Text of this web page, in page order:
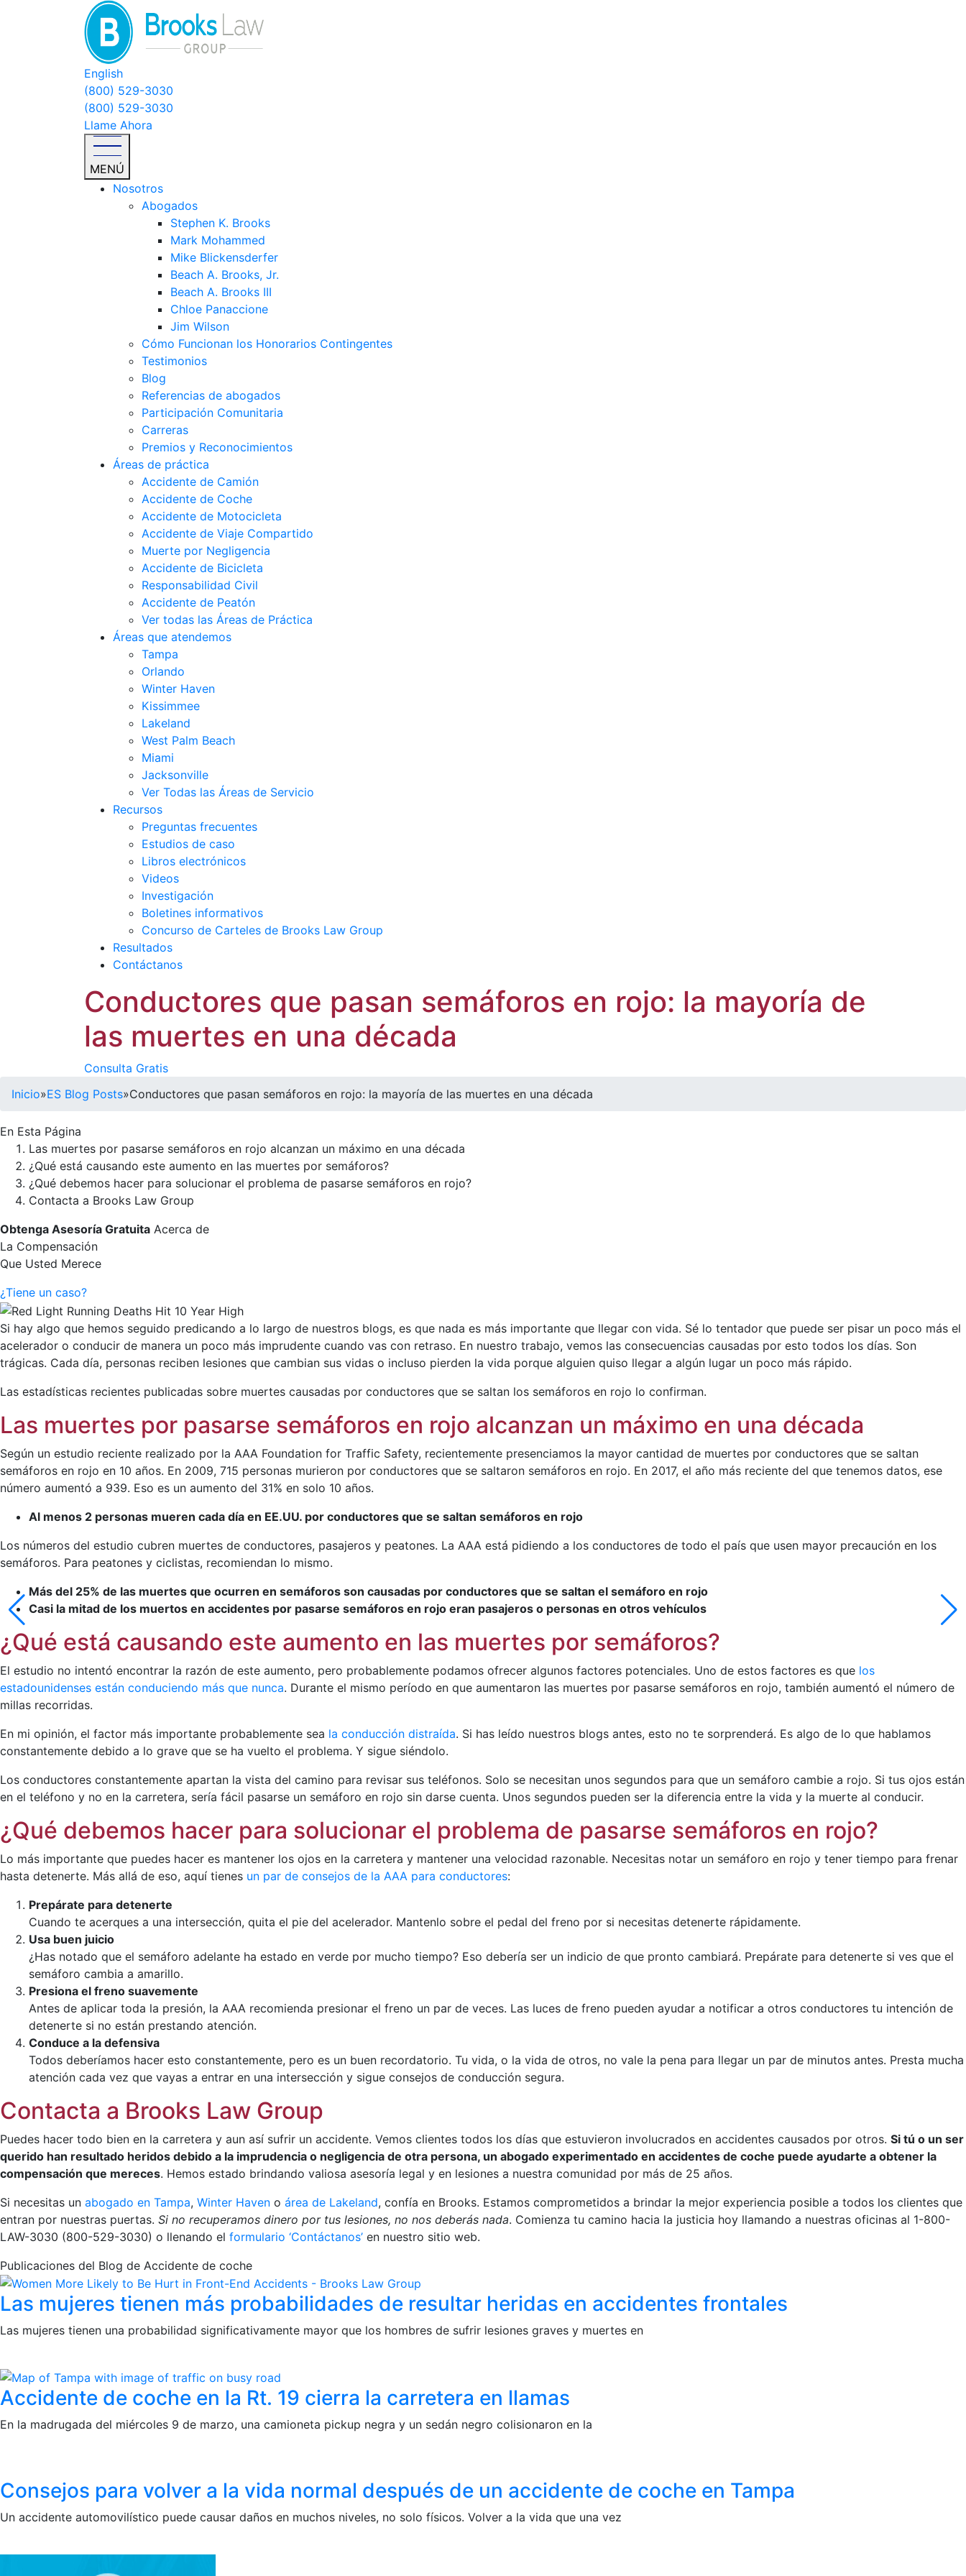
English
(800) 529-3030
(800) 529-3030
Llame Ahora
MENÚ
Nosotros
Abogados
Stephen K. Brooks
Mark Mohammed
Mike Blickensderfer
Beach A. Brooks, Jr.
Beach A. Brooks III
Chloe Panaccione
Jim Wilson
Cómo Funcionan los Honorarios Contingentes
Testimonios
Blog
Referencias de abogados
Participación Comunitaria
Carreras
Premios y Reconocimientos
Áreas de práctica
Accidente de Camión
Accidente de Coche
Accidente de Motocicleta
Accidente de Viaje Compartido
Muerte por Negligencia
Accidente de Bicicleta
Responsabilidad Civil
Accidente de Peatón
Ver todas las Áreas de Práctica
Áreas que atendemos
Tampa
Orlando
Winter Haven
Kissimmee
Lakeland
West Palm Beach
Miami
Jacksonville
Ver Todas las Áreas de Servicio
Recursos
Preguntas frecuentes
Estudios de caso
Libros electrónicos
Videos
Investigación
Boletines informativos
Concurso de Carteles de Brooks Law Group
Resultados
Contáctanos
Conductores que pasan semáforos en rojo: la mayoría de
las muertes en una década
Consulta Gratis
Inicio»ES Blog Posts»Conductores que pasan semáforos en rojo: la mayoría de las muertes en una década
En Esta Página
Las muertes por pasarse semáforos en rojo alcanzan un máximo en una década
¿Qué está causando este aumento en las muertes por semáforos?
¿Qué debemos hacer para solucionar el problema de pasarse semáforos en rojo?
Contacta a Brooks Law Group
Obtenga Asesoría Gratuita Acerca de
La Compensación
Que Usted Merece
¿Tiene un caso?
Si hay algo que hemos seguido predicando a lo largo de nuestros blogs, es que nada es más importante que llegar con vida. Sé lo tentador que puede ser pisar un poco más el
acelerador o conducir de manera un poco más imprudente cuando vas con retraso. En nuestro trabajo, vemos las consecuencias causadas por esto todos los días. Son
trágicas. Cada día, personas reciben lesiones que cambian sus vidas o incluso pierden la vida porque alguien quiso llegar a algún lugar un poco más rápido.
Las estadísticas recientes publicadas sobre muertes causadas por conductores que se saltan los semáforos en rojo lo confirman.
Las muertes por pasarse semáforos en rojo alcanzan un máximo en una década
Según un estudio reciente realizado por la AAA Foundation for Traffic Safety, recientemente presenciamos la mayor cantidad de muertes por conductores que se saltan
semáforos en rojo en 10 años. En 2009, 715 personas murieron por conductores que se saltaron semáforos en rojo. En 2017, el año más reciente del que tenemos datos, ese
número aumentó a 939. Eso es un aumento del 31% en solo 10 años.
Al menos 2 personas mueren cada día en EE.UU. por conductores que se saltan semáforos en rojo
Los números del estudio cubren muertes de conductores, pasajeros y peatones. La AAA está pidiendo a los conductores de todo el país que usen mayor precaución en los
semáforos. Para peatones y ciclistas, recomiendan lo mismo.
Más del 25% de las muertes que ocurren en semáforos son causadas por conductores que se saltan el semáforo en rojo
Casi la mitad de los muertos en accidentes por pasarse semáforos en rojo eran pasajeros o personas en otros vehículos
¿Qué está causando este aumento en las muertes por semáforos?
El estudio no intentó encontrar la razón de este aumento, pero probablemente podamos ofrecer algunos factores potenciales. Uno de estos factores es que los
estadounidenses están conduciendo más que nunca. Durante el mismo período en que aumentaron las muertes por pasarse semáforos en rojo, también aumentó el número de
millas recorridas.
En mi opinión, el factor más importante probablemente sea la conducción distraída. Si has leído nuestros blogs antes, esto no te sorprenderá. Es algo de lo que hablamos
constantemente debido a lo grave que se ha vuelto el problema. Y sigue siéndolo.
Los conductores constantemente apartan la vista del camino para revisar sus teléfonos. Solo se necesitan unos segundos para que un semáforo cambie a rojo. Si tus ojos están
en el teléfono y no en la carretera, sería fácil pasarse un semáforo en rojo sin darse cuenta. Unos segundos pueden ser la diferencia entre la vida y la muerte al conducir.
¿Qué debemos hacer para solucionar el problema de pasarse semáforos en rojo?
Lo más importante que puedes hacer es mantener los ojos en la carretera y mantener una velocidad razonable. Necesitas notar un semáforo en rojo y tener tiempo para frenar
hasta detenerte. Más allá de eso, aquí tienes un par de consejos de la AAA para conductores:
Prepárate para detenerte
Cuando te acerques a una intersección, quita el pie del acelerador. Mantenlo sobre el pedal del freno por si necesitas detenerte rápidamente.
Usa buen juicio
¿Has notado que el semáforo adelante ha estado en verde por mucho tiempo? Eso debería ser un indicio de que pronto cambiará. Prepárate para detenerte si ves que el
semáforo cambia a amarillo.
Presiona el freno suavemente
Antes de aplicar toda la presión, la AAA recomienda presionar el freno un par de veces. Las luces de freno pueden ayudar a notificar a otros conductores tu intención de
detenerte si no están prestando atención.
Conduce a la defensiva
Todos deberíamos hacer esto constantemente, pero es un buen recordatorio. Tu vida, o la vida de otros, no vale la pena para llegar un par de minutos antes. Presta mucha
atención cada vez que vayas a entrar en una intersección y sigue consejos de conducción segura.
Contacta a Brooks Law Group
Puedes hacer todo bien en la carretera y aun así sufrir un accidente. Vemos clientes todos los días que estuvieron involucrados en accidentes causados por otros. Si tú o un ser
querido han resultado heridos debido a la imprudencia o negligencia de otra persona, un abogado experimentado en accidentes de coche puede ayudarte a obtener la
compensación que mereces. Hemos estado brindando valiosa asesoría legal y en lesiones a nuestra comunidad por más de 25 años.
Si necesitas un abogado en Tampa, Winter Haven o área de Lakeland, confía en Brooks. Estamos comprometidos a brindar la mejor experiencia posible a todos los clientes que
entran por nuestras puertas. Si no recuperamos dinero por tus lesiones, no nos deberás nada. Comienza tu camino hacia la justicia hoy llamando a nuestras oficinas al 1-800-
LAW-3030 (800-529-3030) o llenando el formulario ‘Contáctanos’ en nuestro sitio web.
Publicaciones del Blog de Accidente de coche
Las mujeres tienen más probabilidades de resultar heridas en accidentes frontales
Las mujeres tienen una probabilidad significativamente mayor que los hombres de sufrir lesiones graves y muertes en
Accidente de coche en la Rt. 19 cierra la carretera en llamas
En la madrugada del miércoles 9 de marzo, una camioneta pickup negra y un sedán negro colisionaron en la
Consejos para volver a la vida normal después de un accidente de coche en Tampa
Un accidente automovilístico puede causar daños en muchos niveles, no solo físicos. Volver a la vida que una vez